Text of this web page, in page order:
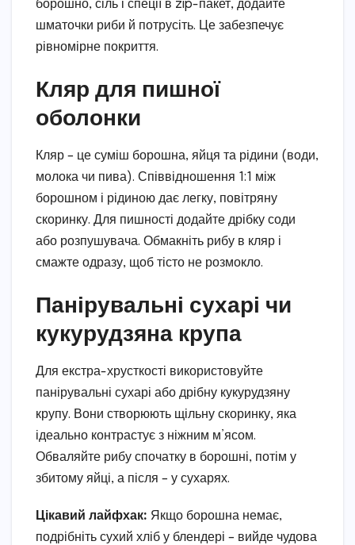
борошно, сіль і спеції в zip-пакет, додайте
шматочки риби й потрусіть. Це забезпечує
рівномірне покриття.
Кляр для пишної
оболонки
Кляр – це суміш борошна, яйця та рідини (води,
молока чи пива). Співвідношення 1:1 між
борошном і рідиною дає легку, повітряну
скоринку. Для пишності додайте дрібку соди
або розпушувача. Обмакніть рибу в кляр і
смажте одразу, щоб тісто не розмокло.
Панірувальні сухарі чи
кукурудзяна крупа
Для екстра-хрусткості використовуйте
панірувальні сухарі або дрібну кукурудзяну
крупу. Вони створюють щільну скоринку, яка
ідеально контрастує з ніжним м’ясом.
Обваляйте рибу спочатку в борошні, потім у
збитому яйці, а після – у сухарях.
Цікавий лайфхак: Якщо борошна немає,
подрібніть сухий хліб у блендері – вийде чудова